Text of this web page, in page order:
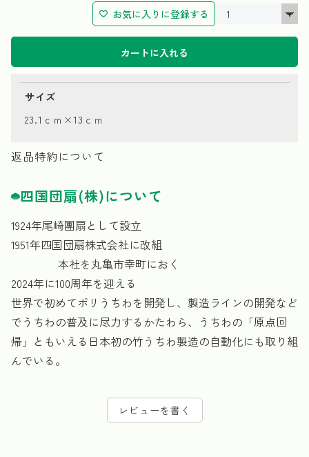
お気に入りに登録する
カートに入れる
サイズ
23.1ｃｍ×13ｃｍ
返品特約について
四国団扇(株)について
1924年尾崎團扇として設立
1951年四国団扇株式会社に改組
本社を丸亀市幸町におく
2024年に100周年を迎える
世界で初めてポリうちわを開発し、製造ラインの開発など
でうちわの普及に尽力するかたわら、うちわの「原点回
帰」ともいえる日本初の竹うちわ製造の自動化にも取り組
んでいる。
レビューを書く